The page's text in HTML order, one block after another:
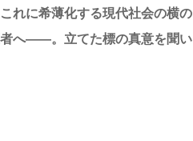
れに希薄化する現代社会の横の
者へ――。立てた標の真意を聞い